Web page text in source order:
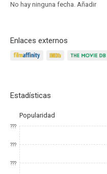
No hay ninguna fecha. Añadir
Enlaces externos
Estadísticas
Popularidad
???
???
???